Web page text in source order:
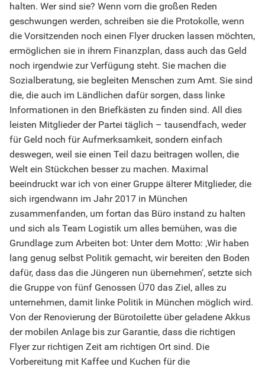
halten. Wer sind sie? Wenn vorn die großen Reden
geschwungen werden, schreiben sie die Protokolle, wenn
die Vorsitzenden noch einen Flyer drucken lassen möchten,
ermöglichen sie in ihrem Finanzplan, dass auch das Geld
noch irgendwie zur Verfügung steht. Sie machen die
Sozialberatung, sie begleiten Menschen zum Amt. Sie sind
die, die auch im Ländlichen dafür sorgen, dass linke
Informationen in den Briefkästen zu finden sind. All dies
leisten Mitglieder der Partei täglich – tausendfach, weder
für Geld noch für Aufmerksamkeit, sondern einfach
deswegen, weil sie einen Teil dazu beitragen wollen, die
Welt ein Stückchen besser zu machen. Maximal
beeindruckt war ich von einer Gruppe älterer Mitglieder, die
sich irgendwann im Jahr 2017 in München
zusammenfanden, um fortan das Büro instand zu halten
und sich als Team Logistik um alles bemühen, was die
Grundlage zum Arbeiten bot: Unter dem Motto: ‚Wir haben
lang genug selbst Politik gemacht, wir bereiten den Boden
dafür, dass das die Jüngeren nun übernehmen‘, setzte sich
die Gruppe von fünf Genossen Ü70 das Ziel, alles zu
unternehmen, damit linke Politik in München möglich wird.
Von der Renovierung der Bürotoilette über geladene Akkus
der mobilen Anlage bis zur Garantie, dass die richtigen
Flyer zur richtigen Zeit am richtigen Ort sind. Die
Vorbereitung mit Kaffee und Kuchen für die